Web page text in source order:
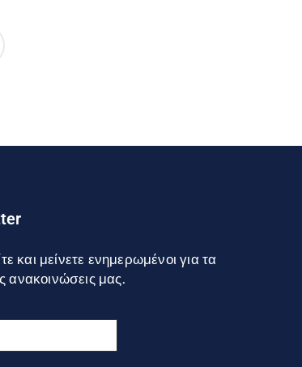
και μείνετε ενημερωμένοι για τα
ανακοινώσεις μας.